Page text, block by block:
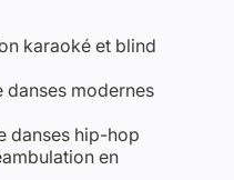
karaoké et blind
danses modernes
danses hip-hop
en